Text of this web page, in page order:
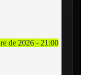
de 2026 - 21:00